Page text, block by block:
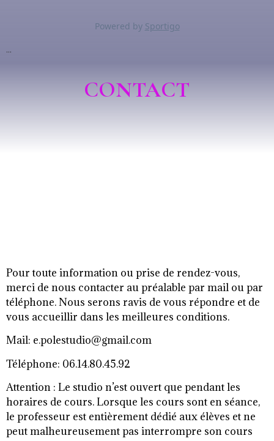
...
CONTACT
Pour toute information ou prise de rendez-vous,
merci de nous contacter au préalable par mail ou par
téléphone. Nous serons ravis de vous répondre et de
vous accueillir dans les meilleures conditions.
Mail: e.polestudio@gmail.com
Téléphone: 06.14.80.45.92
Attention : Le studio n’est ouvert que pendant les
horaires de cours. Lorsque les cours sont en séance,
le professeur est entièrement dédié aux élèves et ne
peut malheureusement pas interrompre son cours